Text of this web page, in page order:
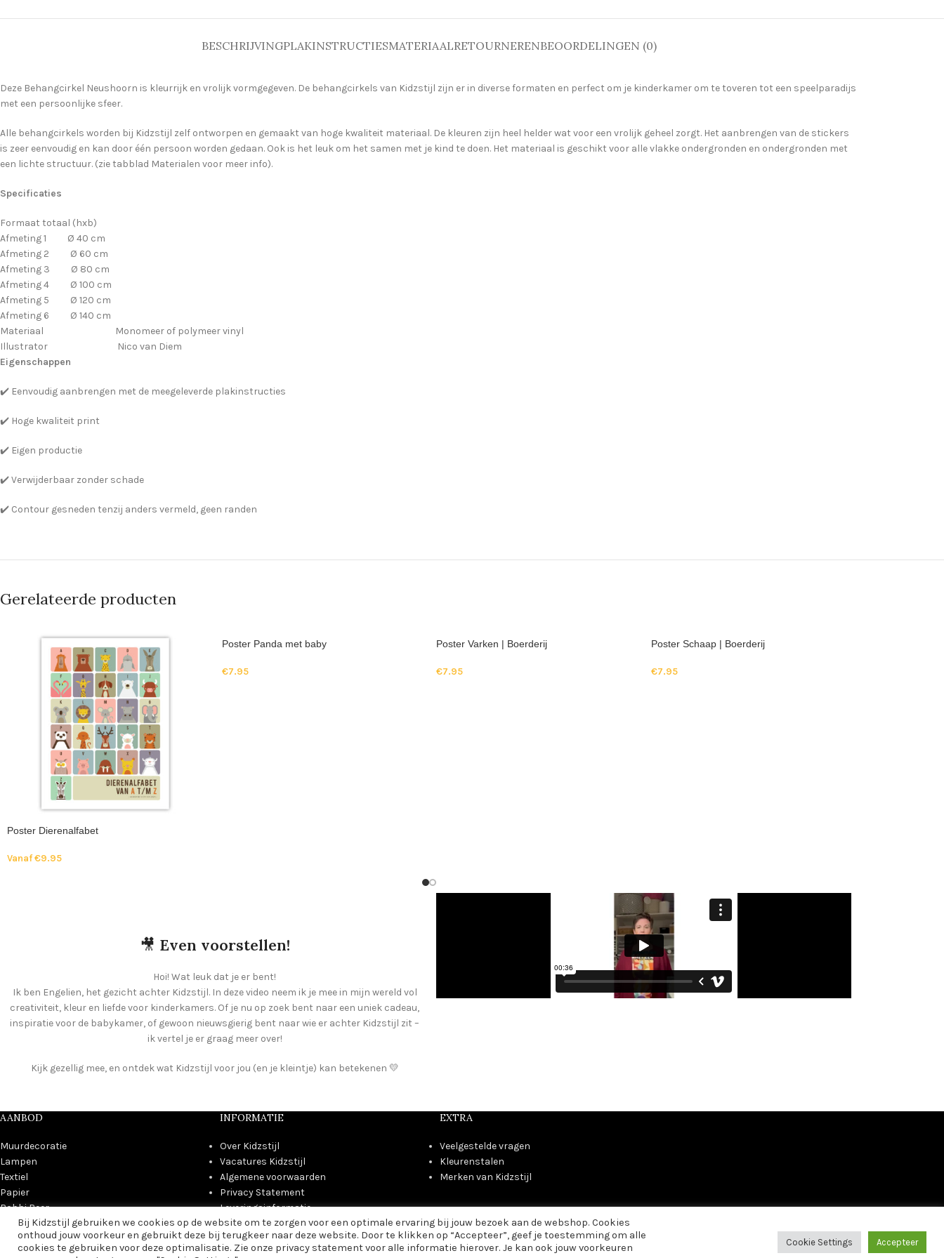
BESCHRIJVINGPLAKINSTRUCTIESMATERIAALRETOURNERENBEOORDELINGEN (0)
Deze Behangcirkel Neushoorn is kleurrijk en vrolijk vormgegeven. De behangcirkels van Kidzstijl zijn er in diverse formaten en perfect om je kinderkamer om te toveren tot een speelparadijs
met een persoonlijke sfeer.
Alle behangcirkels worden bij Kidzstijl zelf ontworpen en gemaakt van hoge kwaliteit materiaal. De kleuren zijn heel helder wat voor een vrolijk geheel zorgt. Het aanbrengen van de stickers
is zeer eenvoudig en kan door één persoon worden gedaan. Ook is het leuk om het samen met je kind te doen. Het materiaal is geschikt voor alle vlakke ondergronden en ondergronden met
een lichte structuur. (zie tabblad Materialen voor meer info).
Specificaties
Formaat totaal (hxb)
Afmeting 1 Ø 40 cm
Afmeting 2 Ø 60 cm
Afmeting 3 Ø 80 cm
Afmeting 4 Ø 100 cm
Afmeting 5 Ø 120 cm
Afmeting 6 Ø 140 cm
Materiaal Monomeer of polymeer vinyl
Illustrator Nico van Diem
Eigenschappen
✔️ Eenvoudig aanbrengen met de meegeleverde plakinstructies
✔️ Hoge kwaliteit print
✔️ Eigen productie
✔️ Verwijderbaar zonder schade
✔️ Contour gesneden tenzij anders vermeld, geen randen
Gerelateerde producten
Poster Dierenalfabet
Vanaf€9.95
Poster Panda met baby
€7.95
Poster Varken | Boerderij
€7.95
Poster Schaap | Boerderij
€7.95
🎥 Even voorstellen!
Hoi! Wat leuk dat je er bent!
Ik ben Engelien, het gezicht achter Kidzstijl. In deze video neem ik je mee in mijn wereld vol
creativiteit, kleur en liefde voor kinderkamers. Of je nu op zoek bent naar een uniek cadeau,
inspiratie voor de babykamer, of gewoon nieuwsgierig bent naar wie er achter Kidzstijl zit –
ik vertel je er graag meer over!
Kijk gezellig mee, en ontdek wat Kidzstijl voor jou (en je kleintje) kan betekenen 💛
AANBOD
Muurdecoratie
Lampen
Textiel
Papier
Bobbi Beer
Aanbiedingen
Cadeautips
INFORMATIE
Over Kidzstijl
Vacatures Kidzstijl
Algemene voorwaarden
Privacy Statement
Leveringsinformatie
Contact
EXTRA
Veelgestelde vragen
Kleurenstalen
Merken van Kidzstijl
Bij Kidzstijl gebruiken we cookies op de website om te zorgen voor een optimale ervaring bij jouw bezoek aan de webshop. Cookies
onthoud jouw voorkeur en gebruikt deze bij terugkeer naar deze website. Door te klikken op “Accepteer”, geef je toestemming om alle
cookies te gebruiken voor deze optimalisatie. Zie onze privacy statement voor alle informatie hierover. Je kan ook jouw voorkeuren
Cookie Settings Accepteer